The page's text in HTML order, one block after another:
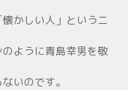
かしい人」というニ
ように青島幸男を敬
いのです。